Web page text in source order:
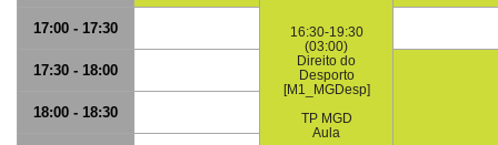
16:30-19:30
(03:00)
Direito do
Desporto
[M1_MGDesp]
TP MGD
Aula
17:00 - 17:30
17:30 - 18:00
18:00 - 18:30